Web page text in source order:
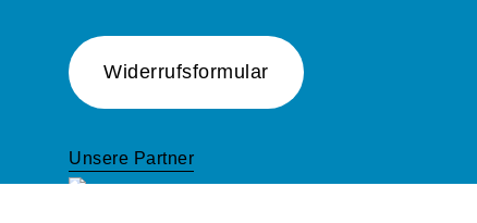
Widerrufsformular
Unsere Partner